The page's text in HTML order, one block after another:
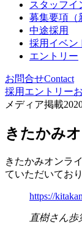
スタッフイ
募集要項（
中途採用
採用イベン
エントリー
お問合せContact
採用エントリー
メディア掲載
きたかみ
きたかみオンラ
ていただいてお
https://
直樹さん歩